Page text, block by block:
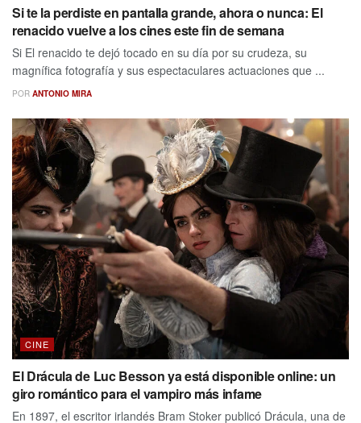
Si te la perdiste en pantalla grande, ahora o nunca: El
renacido vuelve a los cines este fin de semana
Si El renacido te dejó tocado en su día por su crudeza, su
magnífica fotografía y sus espectaculares actuaciones que ...
POR ANTONIO MIRA
CINE
El Drácula de Luc Besson ya está disponible online: un
giro romántico para el vampiro más infame
En 1897, el escritor irlandés Bram Stoker publicó Drácula, una de